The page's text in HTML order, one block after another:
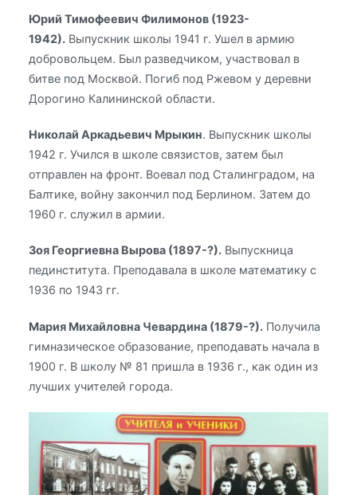
Юрий Тимофеевич Филимонов (1923-
1942).Выпускник школы 1941 г. Ушел в армию
добровольцем. Был разведчиком, участвовал в
битве под Москвой. Погиб под Ржевом у деревни
Дорогино Калининской области.
Николай Аркадьевич Мрыкин. Выпускник школы
1942 г. Учился в школе связистов, затем был
отправлен на фронт. Воевал под Сталинградом, на
Балтике, войну закончил под Берлином. Затем до
1960 г. служил в армии.
Зоя Георгиевна Вырова (1897-?).Выпускница
пединститута. Преподавала в школе математику с
1936 по 1943 гг.
Мария Михайловна Чевардина (1879-?).Получила
гимназическое образование, преподавать начала в
1900 г. В школу № 81 пришла в 1936 г., как один из
лучших учителей города.